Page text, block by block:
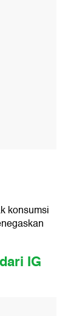
konsumsi
IG